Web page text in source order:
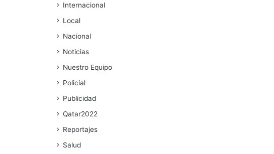
Internacional
Local
Nacional
Noticias
Nuestro Equipo
Policial
Publicidad
Qatar2022
Reportajes
Salud